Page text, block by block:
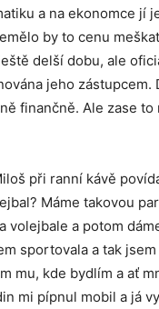
a na ekonomce jí
by to cenu
delší dobu, ale
jeho zástupcem.
finančně. Ale zase to
při ranní kávě
Máme takovou
volejbale a potom
sportovala a tak
mu, kde bydlím a ať
mi pípnul mobil a já